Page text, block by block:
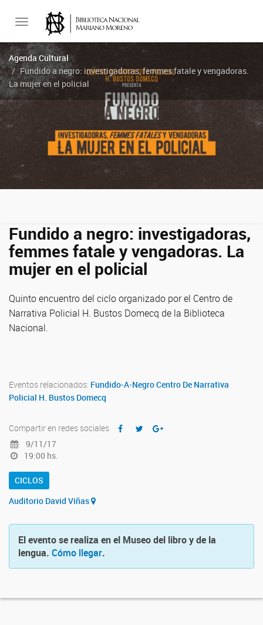
Toggle
navigation
Agenda Cultural
Fundido a negro: investigadoras, femmes fatale y vengadoras.
La mujer en el policial
Fundido a negro: investigadoras,
femmes fatale y vengadoras. La
mujer en el policial
Quinto encuentro del ciclo organizado por el Centro de
Narrativa Policial H. Bustos Domecq de la Biblioteca
Nacional.
Eventos relacionados: Fundido-A-NegroCentro De Narrativa
Policial H. Bustos Domecq
Compartir en redes sociales
9/11/17
19:00 hs.
CICLOS
Auditorio David Viñas
El evento se realiza en el Museo del libro y de la
lengua. Cómo llegar.